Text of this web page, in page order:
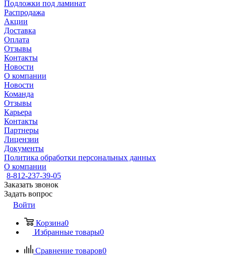
Подложки под ламинат
Распродажа
Акции
Доставка
Оплата
Отзывы
Контакты
Новости
О компании
Новости
Команда
Отзывы
Карьера
Контакты
Партнеры
Лицензии
Документы
Политика обработки персональных данных
О компании
8-812-237-39-05
Заказать звонок
Задать вопрос
Войти
Корзина0
Избранные товары0
Сравнение товаров0